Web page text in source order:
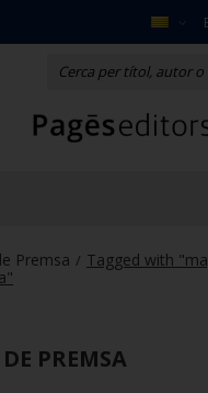
Premsa / Tagged with
PREMSA